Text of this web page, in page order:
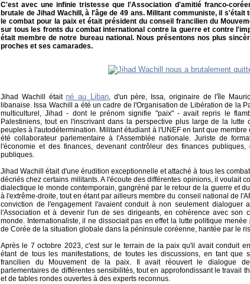
C'est avec une infinie tristesse que l'Association d'amitié franco-
brutale de Jihad Wachill, à l'âge de 49 ans. Militant communiste, il
le combat pour la paix et était président du conseil francilien du
sur tous les fronts du combat international contre la guerre et contre
était membre de notre bureau national. Nous présentons nos plus
proches et ses camarades.
Jihad Wachill était né au Liban, d'un père, Issa, originaire de l'île
libanaise. Issa Wachill a été un cadre de l'Organisation de Libération de la
multiculturel, Jihad - dont le prénom signifie "paix" - avait repris le
Palestiniens, tout en l'inscrivant dans la perspective plus large de la lutte
peuples à l'autodétermination. Militant étudiant à l'UNEF en tant que
été collaborateur parlementaire à l'Assemblée nationale. Juriste de
l'économie et des finances, devenant contrôleur des finances
publiques.
Jihad Wachill était d'une érudition exceptionnelle et attaché à tous les
décriés chez certains militants. A l'écoute des différentes opinions, il voulait
dialectique le monde contemporain, gangréné par le retour de la guerre et
à l'extrême-droite, tout en étant par ailleurs membre du conseil national de
conviction de l'engagement l'avaient conduit à non seulement dialoguer
l'Association et à devenir l'un de ses dirigeants, en cohérence avec son
monde. Internationaliste, il ne dissociait pas en effet la lutte politique
de Corée de la situation globale dans la péninsule coréenne, hantée par le
Après le 7 octobre 2023, c'est sur le terrain de la paix qu'il avait conduit
étant de tous les manifestations, de toutes les discussions, en tant que
francilien du Mouvement de la paix. Il avait réouvert le dialogue
parlementaires de différentes sensibilités, tout en approfondissant le travail
et de tables rondes ouvertes à des experts reconnus.